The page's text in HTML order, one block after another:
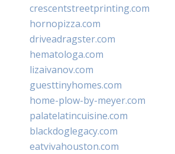
crescentstreetprinting.com
hornopizza.com
driveadragster.com
hematologa.com
lizaivanov.com
guesttinyhomes.com
home-plow-by-meyer.com
palatelatincuisine.com
blackdoglegacy.com
eatvivahouston.com